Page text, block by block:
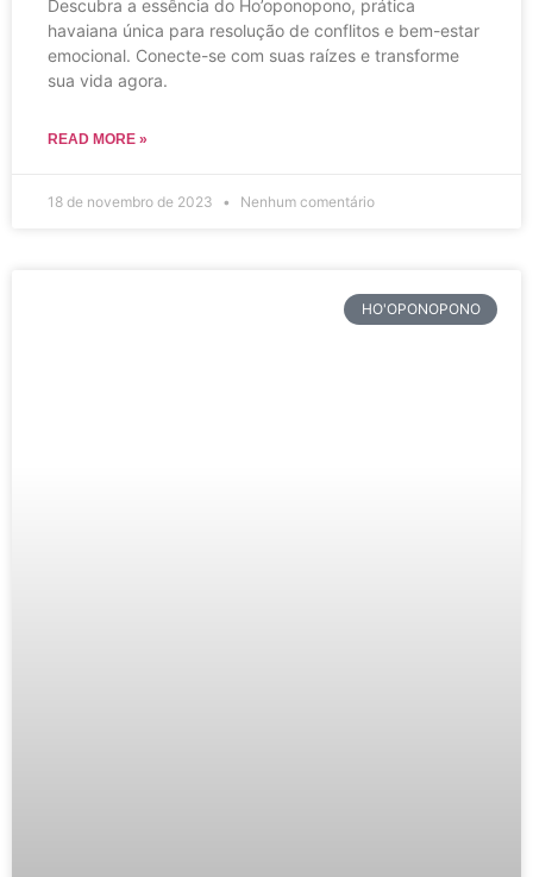
Descubra a essência do Ho’oponopono, prática
havaiana única para resolução de conflitos e bem-estar
emocional. Conecte-se com suas raízes e transforme
sua vida agora.
READ MORE »
18 de novembro de 2023 Nenhum comentário
HO'OPONOPONO